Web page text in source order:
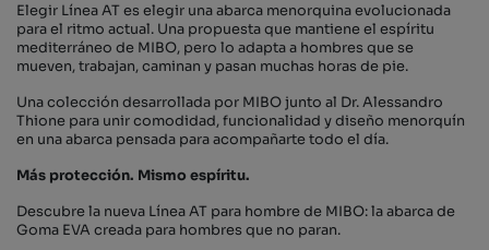
Elegir Línea AT es elegir una abarca menorquina evolucionada
para el ritmo actual. Una propuesta que mantiene el espíritu
mediterráneo de MIBO, pero lo adapta a hombres que se
mueven, trabajan, caminan y pasan muchas horas de pie.
Una colección desarrollada por MIBO junto al Dr. Alessandro
Thione para unir comodidad, funcionalidad y diseño menorquín
en una abarca pensada para acompañarte todo el día.
Más protección. Mismo espíritu.
Descubre la nueva Línea AT para hombre de MIBO: la abarca de
Goma EVA creada para hombres que no paran.